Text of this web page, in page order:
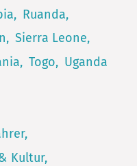
Ruanda
Sierra Leone
Togo Uganda
Kultur